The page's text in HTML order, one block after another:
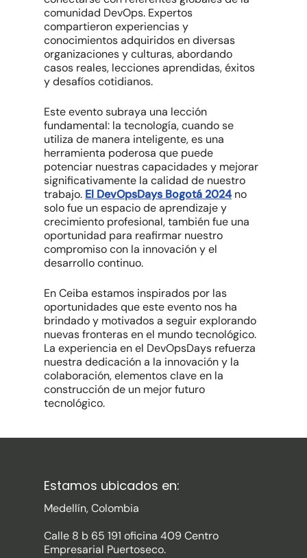
comunidad DevOps. Expertos
compartieron experiencias y
conocimientos adquiridos en diversas
organizaciones y culturas, abordando
casos reales, lecciones aprendidas, éxitos
y desafíos cotidianos.
Este evento subraya una lección
fundamental: la tecnología, cuando se
utiliza de manera inteligente, es una
herramienta poderosa que puede
potenciar nuestras capacidades y mejorar
significativamente la calidad de nuestro
trabajo. El DevOpsDays Bogotá 2024 no
solo fue un espacio de aprendizaje y
crecimiento profesional, también fue una
oportunidad para reafirmar nuestro
compromiso con la innovación y el
desarrollo continuo.
En Ceiba estamos inspirados por las
oportunidades que este evento nos ha
brindado y motivados a seguir explorando
nuevas fronteras en el mundo tecnológico.
La experiencia en el DevOpsDays refuerza
nuestra dedicación a la innovación y la
colaboración, elementos clave en la
construcción de un mejor futuro
tecnológico.
Estamos ubicados en:
Medellín, Colombia
Calle 8 b 65 191 oficina 409 Centro
Empresarial Puertoseco.